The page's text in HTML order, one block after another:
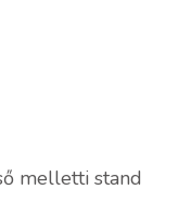
melletti stand